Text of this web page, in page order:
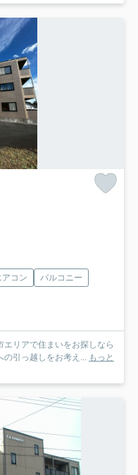
アコン
バルコニー
リアで住まいをお探しなら
の引っ越しをお考え... もっと